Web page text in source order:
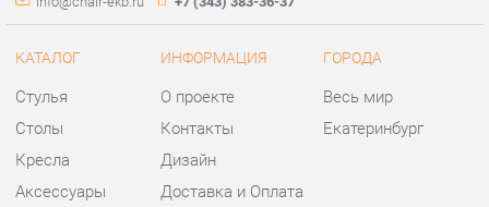
Аксессуары
Пуфы
Мини-Диваны
Комплектующие
Доставка и Оплата
Гарантия
Помощь